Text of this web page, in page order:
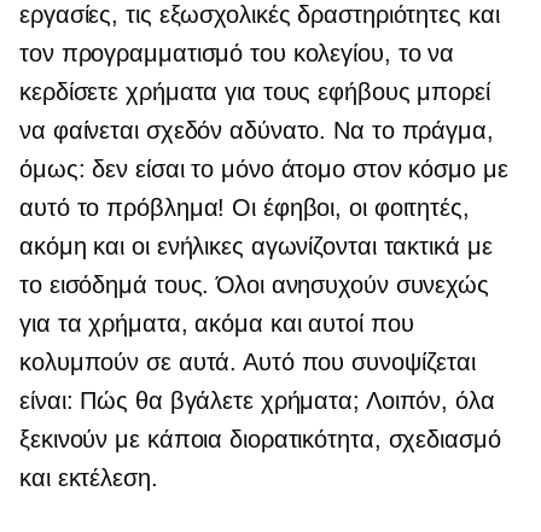
εργασίες, τις εξωσχολικές δραστηριότητες και
τον προγραμματισμό του κολεγίου, το να
κερδίσετε χρήματα για τους εφήβους μπορεί
να φαίνεται σχεδόν αδύνατο. Να το πράγμα,
όμως: δεν είσαι το μόνο άτομο στον κόσμο με
αυτό το πρόβλημα! Οι έφηβοι, οι φοιτητές,
ακόμη και οι ενήλικες αγωνίζονται τακτικά με
το εισόδημά τους. Όλοι ανησυχούν συνεχώς
για τα χρήματα, ακόμα και αυτοί που
κολυμπούν σε αυτά. Αυτό που συνοψίζεται
είναι: Πώς θα βγάλετε χρήματα; Λοιπόν, όλα
ξεκινούν με κάποια διορατικότητα, σχεδιασμό
και εκτέλεση.